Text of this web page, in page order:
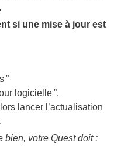
si une mise à jour est
”
logicielle ”.
lancer l’actualisation
bien, votre Quest doit :